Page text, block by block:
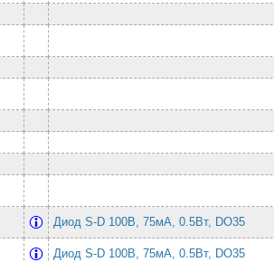
Диод S-D 100В, 75мА, 0.5Вт, DO35
Диод S-D 100В, 75мА, 0.5Вт, DO35